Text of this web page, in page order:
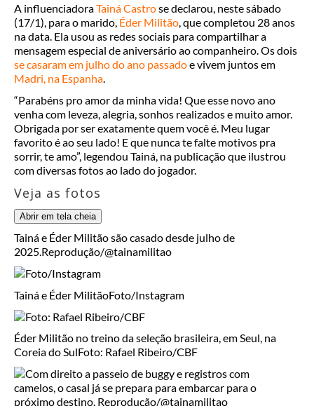
A influenciadoraTainá Castrose declarou, neste sábado
(17/1), para o marido, Éder Militão, que completou 28 anos
na data. Ela usou as redes sociais para compartilhar a
mensagem especial de aniversário ao companheiro. Os dois
se casaram em julho do ano passadoe vivem juntos em
Madri, na Espanha.
“Parabéns pro amor da minha vida! Que esse novo ano
venha com leveza, alegria, sonhos realizados e muito amor.
Obrigada por ser exatamente quem você é. Meu lugar
favorito é ao seu lado! E que nunca te falte motivos pra
sorrir, te amo”, legendou Tainá, na publicação que ilustrou
com diversas fotos ao lado do jogador.
Veja as fotos
Abrir em tela cheia
Tainá e Éder Militão são casado desde julho de
2025.Reprodução/@tainamilitao
Tainá e Éder MilitãoFoto/Instagram
Éder Militão no treino da seleção brasileira, em Seul, na
Coreia do SulFoto: Rafael Ribeiro/CBF